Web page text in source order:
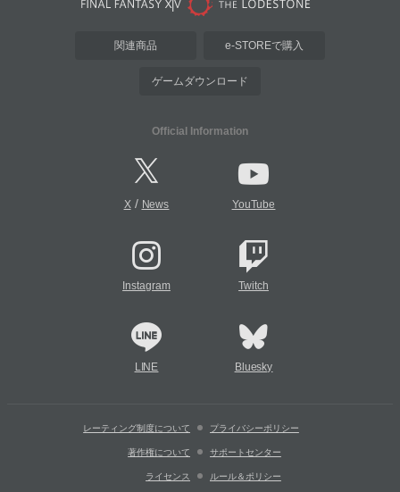
関連商品 e-STOREで購入
ゲームダウンロード
Official Information
X/ News YouTube
Instagram Twitch
LINE Bluesky
レーティング制度について プライバシーポリシー
著作権について サポートセンター
ライセンス ルール＆ポリシー